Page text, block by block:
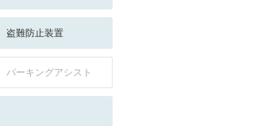
盗難防止装置
パーキングアシスト